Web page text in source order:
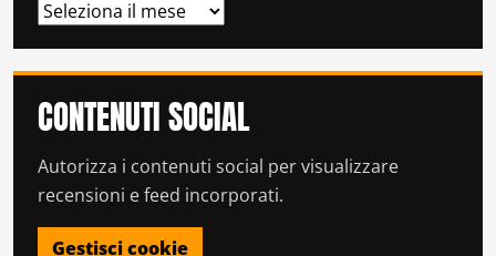
ARCHIVI
CONTENUTI SOCIAL
Autorizza i contenuti social per visualizzare
recensioni e feed incorporati.
Gestisci cookie